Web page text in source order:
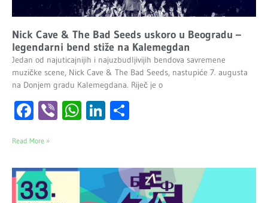
Nick Cave & The Bad Seeds uskoro u Beogradu –
legendarni bend stiže na Kalemegdan
Jedan od najuticajnijih i najuzbudljivijih bendova savremene
muzičke scene, Nick Cave & The Bad Seeds, nastupiće 7. augusta
na Donjem gradu Kalemegdana. Riječ je o
Facebook
ViberWhatsApp
LinkedIn
Read More »